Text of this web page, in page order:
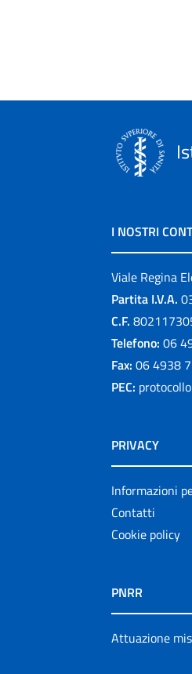
I NOSTRI
Viale Regina
Partita I.V.A.
C.F.
Telefono: 06
Fax: 06 4938
PEC:
PRIVACY
Informazioni
Contatti
Cookie policy
PNRR
Attuazione